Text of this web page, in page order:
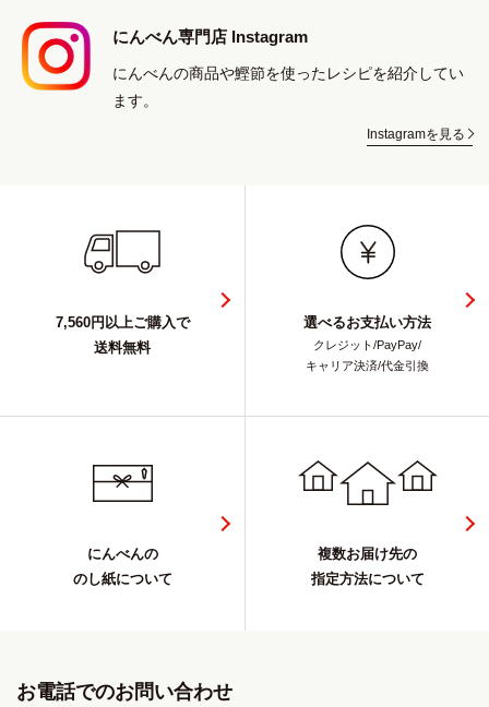
にんべん専門店 Instagram
にんべんの商品や鰹節を使ったレシピを紹介してい
ます。
Instagramを見る
7,560円以上ご購入で
送料無料
選べるお支払い方法
クレジット/PayPay/
キャリア決済/代金引換
にんべんの
のし紙について
複数お届け先の
指定方法について
お電話でのお問い合わせ